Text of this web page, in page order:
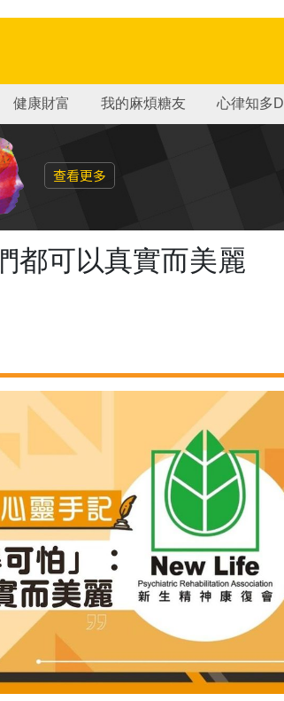
健康財富 我的麻煩糖友 心律知多D
查看更多
都可以真實而美麗